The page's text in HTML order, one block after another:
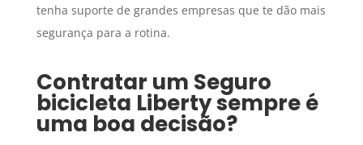
tenha suporte de grandes empresas que te dão mais
segurança para a rotina.
Contratar um Seguro
bicicleta Libertysempre é
uma boa decisão?